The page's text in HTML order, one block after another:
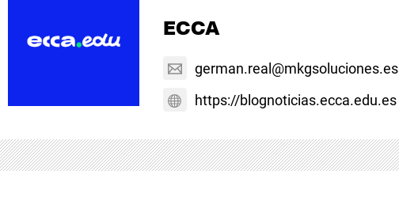
ECCA
german.real@mkgsoluciones.es
https://blognoticias.ecca.edu.es